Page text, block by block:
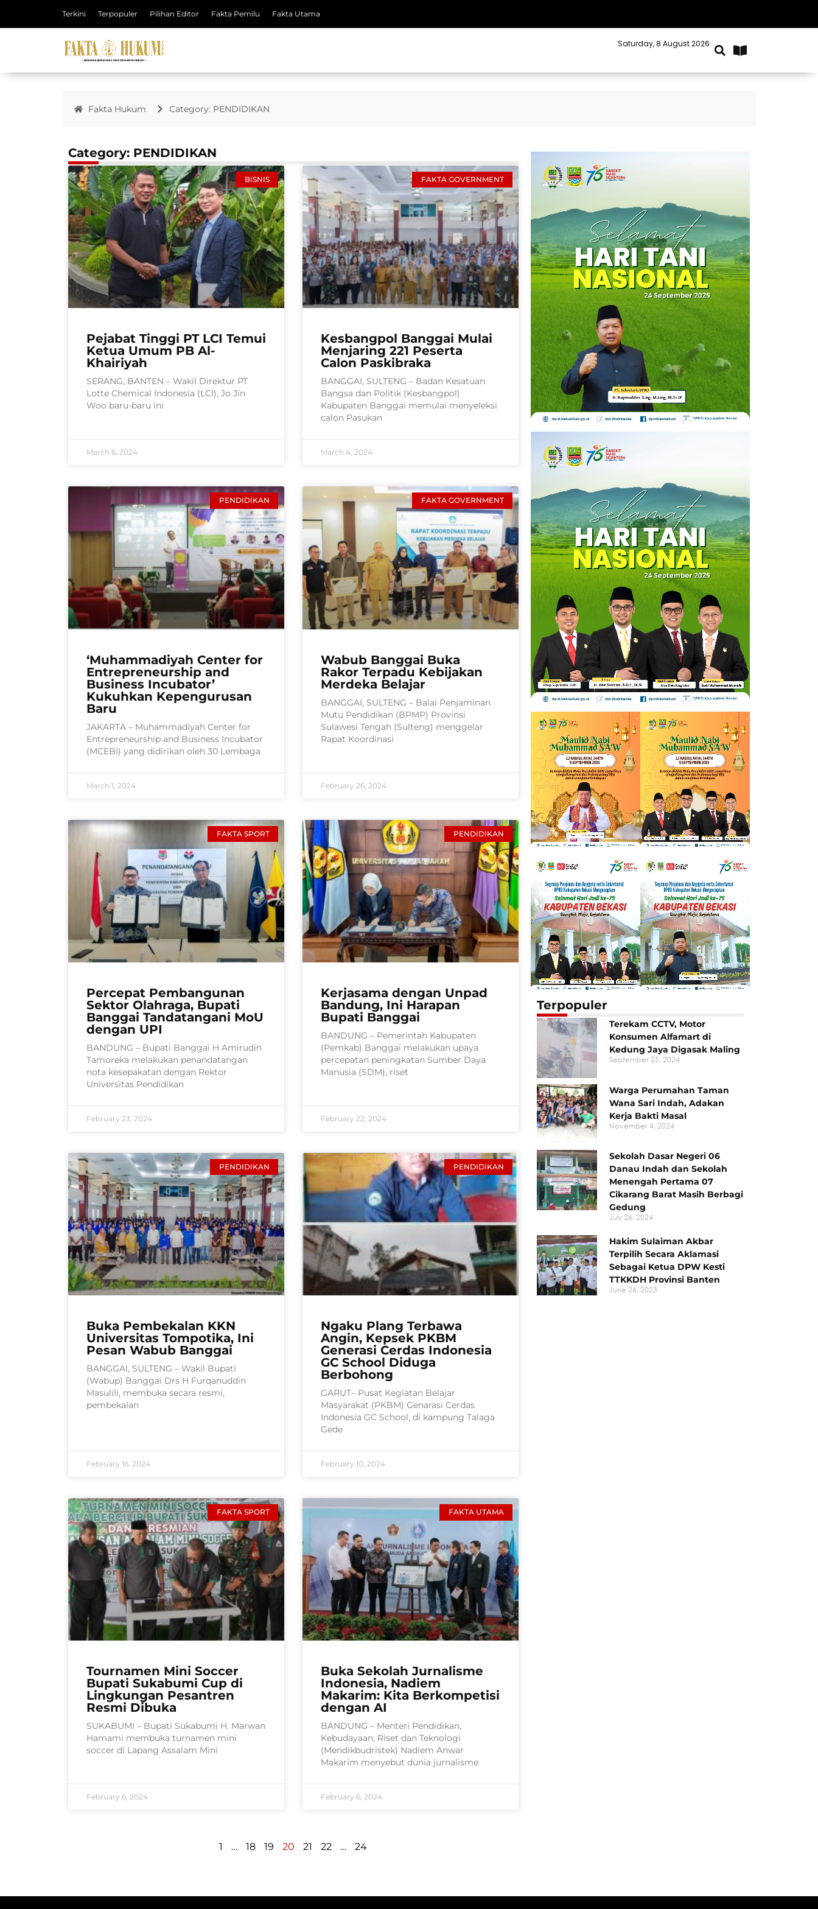
Terkini Terpopuler Pilihan Editor Fakta Pemilu Fakta Utama
Saturday, 8 August 2026
Fakta Hukum Category: PENDIDIKAN
Category: PENDIDIKAN
BISNIS
Pejabat Tinggi PT LCI Temui
Ketua Umum PB Al-
Khairiyah
SERANG, BANTEN – Wakil Direktur PT
Lotte Chemical Indonesia (LCI), Jo Jin
Woo baru-baru ini
March 6, 2024
FAKTA GOVERNMENT
Kesbangpol Banggai Mulai
Menjaring 221 Peserta
Calon Paskibraka
BANGGAI, SULTENG – Badan Kesatuan
Bangsa dan Politik (Kesbangpol)
Kabupaten Banggai memulai menyeleksi
calon Pasukan
March 4, 2024
PENDIDIKAN
‘Muhammadiyah Center for
Entrepreneurship and
Business Incubator’
Kukuhkan Kepengurusan
Baru
JAKARTA – Muhammadiyah Center for
Entrepreneurship and Business Incubator
(MCEBI) yang didirikan oleh 30 Lembaga
March 1, 2024
FAKTA GOVERNMENT
Wabub Banggai Buka
Rakor Terpadu Kebijakan
Merdeka Belajar
BANGGAI, SULTENG – Balai Penjaminan
Mutu Pendidikan (BPMP) Provinsi
Sulawesi Tengah (Sulteng) menggelar
Rapat Koordinasi
February 26, 2024
FAKTA SPORT
Percepat Pembangunan
Sektor Olahraga, Bupati
Banggai Tandatangani MoU
dengan UPI
BANDUNG – Bupati Banggai H Amirudin
Tamoreka melakukan penandatangan
nota kesepakatan dengan Rektor
Universitas Pendidikan
February 23, 2024
PENDIDIKAN
Kerjasama dengan Unpad
Bandung, Ini Harapan
Bupati Banggai
BANDUNG – Pemerintah Kabupaten
(Pemkab) Banggai melakukan upaya
percepatan peningkatan Sumber Daya
Manusia (SDM), riset
February 22, 2024
PENDIDIKAN
Buka Pembekalan KKN
Universitas Tompotika, Ini
Pesan Wabub Banggai
BANGGAI, SULTENG – Wakil Bupati
(Wabup) Banggai Drs H Furqanuddin
Masulili, membuka secara resmi,
pembekalan
February 16, 2024
PENDIDIKAN
Ngaku Plang Terbawa
Angin, Kepsek PKBM
Generasi Cerdas Indonesia
GC School Diduga
Berbohong
GARUT– Pusat Kegiatan Belajar
Masyarakat (PKBM) Genarasi Cerdas
Indonesia GC School, di kampung Talaga
Gede
February 10, 2024
FAKTA SPORT
Tournamen Mini Soccer
Bupati Sukabumi Cup di
Lingkungan Pesantren
Resmi Dibuka
SUKABUMI – Bupati Sukabumi H. Marwan
Hamami membuka turnamen mini
soccer di Lapang Assalam Mini
February 6, 2024
FAKTA UTAMA
Buka Sekolah Jurnalisme
Indonesia, Nadiem
Makarim: Kita Berkompetisi
dengan AI
BANDUNG – Menteri Pendidikan,
Kebudayaan, Riset dan Teknologi
(Mendikbudristek) Nadiem Anwar
Makarim menyebut dunia jurnalisme
February 6, 2024
1 … 18 19 20 21 22 … 24
Terpopuler
Terekam CCTV, Motor
Konsumen Alfamart di
Kedung Jaya Digasak Maling
September 25, 2024
Warga Perumahan Taman
Wana Sari Indah, Adakan
Kerja Bakti Masal
November 4, 2024
Sekolah Dasar Negeri 06
Danau Indah dan Sekolah
Menengah Pertama 07
Cikarang Barat Masih Berbagi
Gedung
July 26, 2024
Hakim Sulaiman Akbar
Terpilih Secara Aklamasi
Sebagai Ketua DPW Kesti
TTKKDH Provinsi Banten
June 26, 2023